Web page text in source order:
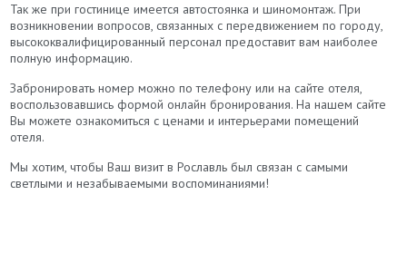
Так же при гостинице имеется автостоянка и шиномонтаж. При
возникновении вопросов, связанных с передвижением по городу,
высококвалифицированный персонал предоставит вам наиболее
полную информацию.
Забронировать номер можно по телефону или на сайте отеля,
воспользовавшись формой онлайн бронирования. На нашем сайте
Вы можете ознакомиться с ценами и интерьерами помещений
отеля.
Мы хотим, чтобы Ваш визит в Рославль был связан с самыми
светлыми и незабываемыми воспоминаниями!